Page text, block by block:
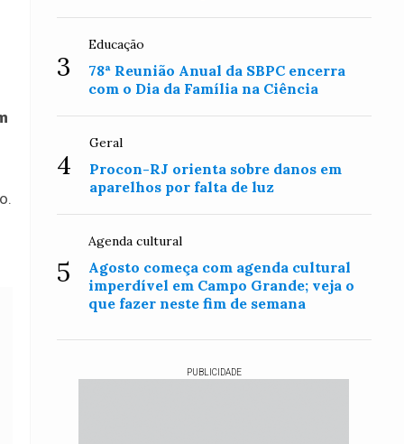
3
Educação
78ª Reunião Anual da SBPC encerra
com o Dia da Família na Ciência
4
Geral
Procon-RJ orienta sobre danos em
aparelhos por falta de luz
5
Agenda cultural
Agosto começa com agenda cultural
imperdível em Campo Grande; veja o
que fazer neste fim de semana
PUBLICIDADE